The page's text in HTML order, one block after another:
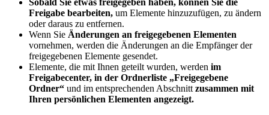
Sobald Sie etwas freigegeben haben, können Sie die
Freigabe bearbeiten, um Elemente hinzuzufügen, zu ändern
oder daraus zu entfernen.
Wenn Sie Änderungen an freigegebenen Elementen
vornehmen, werden die Änderungen an die Empfänger der
freigegebenen Elemente gesendet.
Elemente, die mit Ihnen geteilt wurden, werden im
Freigabecenter, in der Ordnerliste „Freigegebene
Ordner“ und im entsprechenden Abschnitt zusammen mit
Ihren persönlichen Elementen angezeigt.